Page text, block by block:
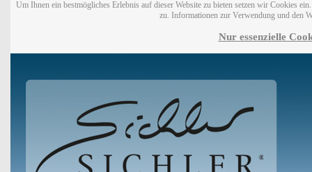
Um Ihnen ein bestmögliches Erlebnis auf dieser Website zu bieten setzen wir Cookies
zu. Informationen zur Verwendung und den
Nur essenzielle